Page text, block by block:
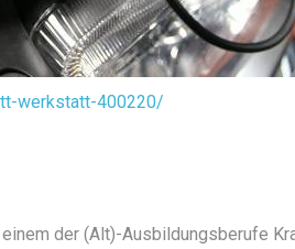
werkstatt-400220/
der (Alt)-Ausbildungsberufe